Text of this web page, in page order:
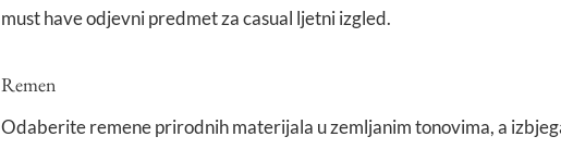
must have odjevni predmet za casual ljetni izgled.
Remen
Odaberite remene prirodnih materijala u zemljanim tonovima, a